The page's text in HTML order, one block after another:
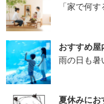
「家で何
おすすめ屋
雨の日も暑
夏休みにお